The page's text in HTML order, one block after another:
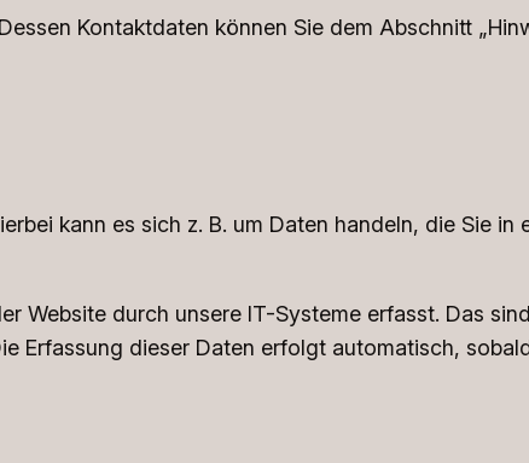
Kontaktdaten können Sie dem Abschnitt
kann es sich z. B. um Daten handeln, die Sie in
Website durch unsere IT-Systeme erfasst. Das
Erfassung dieser Daten erfolgt automatisch,